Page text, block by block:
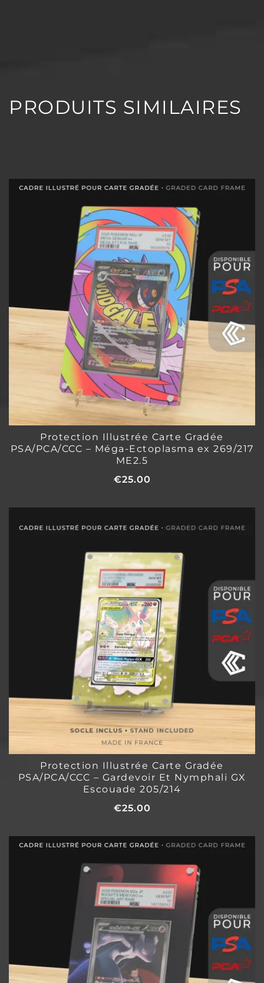
PRODUITS SIMILAIRES
Protection Illustrée Carte Gradée
PSA/PCA/CCC – Méga-Ectoplasma ex 269/217
ME2.5
€25.00
Protection Illustrée Carte Gradée
PSA/PCA/CCC – Gardevoir Et Nymphali GX
Escouade 205/214
€25.00